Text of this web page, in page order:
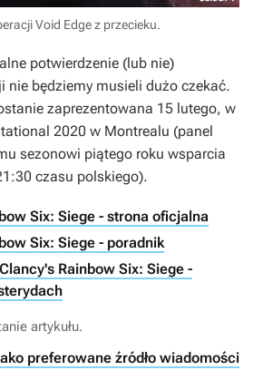
Void Edge z przecieku.
potwierdzenie (lub nie)
nie będziemy musieli dużo czekać.
zaprezentowana 15 lutego, w
2020 w Montrealu (panel
sezonowi piątego roku wsparcia
czasu polskiego).
Six: Siege - strona oficjalna
Six: Siege - poradnik
Rainbow Six: Siege -
artykułu.
preferowane źródło wiadomości